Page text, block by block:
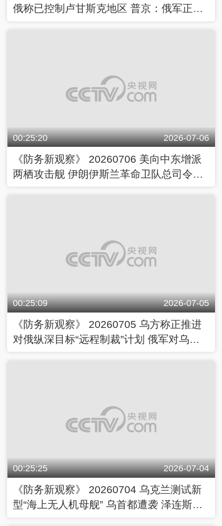
俄称已控制卢甘斯克地区 普京：俄军正在
00:25:20 2026-07-06
《防务新观察》 20260706 美向中东增派
两栖攻击舰 伊朗伊斯兰革命卫队总司令现
00:25:09 2026-07-05
《防务新观察》 20260705 乌方称正推进
对俄纵深目标“远程制裁”计划 俄军对乌发
00:25:25 2026-07-04
《防务新观察》 20260704 乌克兰测试新
型“海上无人机母舰” 乌首都遭袭 泽连斯基